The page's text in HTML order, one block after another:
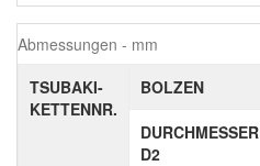
Abmessungen - mm
TSUBAKI-
KETTENNR.
BOLZEN
DURCHMESSER
D2